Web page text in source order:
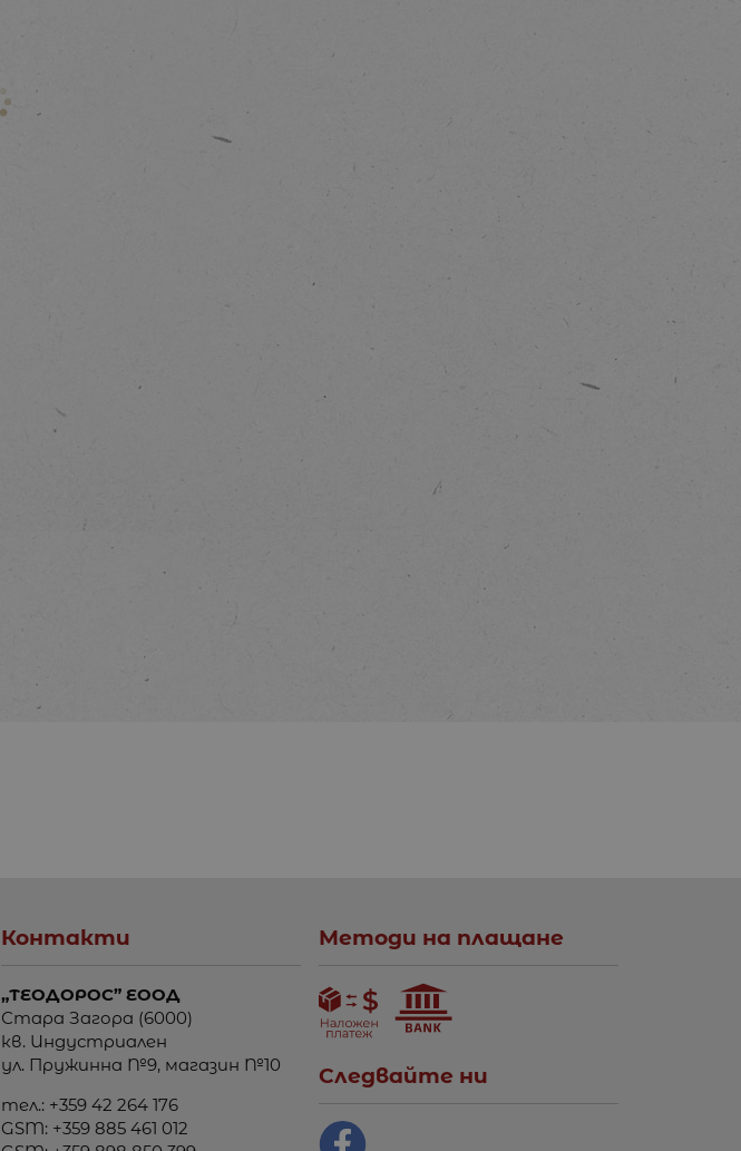
Контакти
„ТЕОДОРОС” ЕООД
Стара Загора (6000)
кв. Индустриален
ул. Пружинна №9, магазин №10
тел.: +359 42 264 176
GSM: +359 885 461 012
Методи на плащане
Следвайте ни